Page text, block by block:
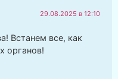
29.08.2025 в 12:10
Встанем все, как
органов!